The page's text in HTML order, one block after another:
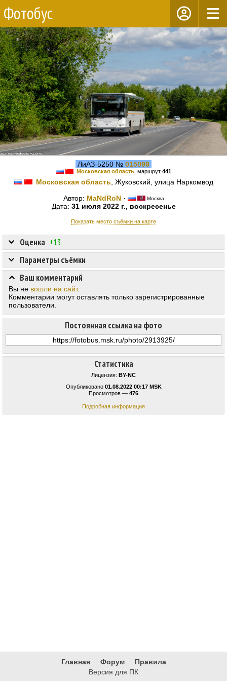
Фотобус
ЛиАЗ-5250 № 015099
Московская область , маршрут 441
Московская область , Жуковский, улица Наркомвод
Автор: MaNdRoN· Москва
Дата: 31 июля 2022 г., воскресенье
Показать место съёмки на карте
Статистика
Лицензия: BY-NC
Опубликовано 01.08.2022 00:17 MSK
Просмотров — 476
Подробная информация
Оценка +13
Постоянная ссылка на фото
Параметры съёмки
Ваш комментарий
Вы не вошли на сайт.
Комментарии могут оставлять только зарегистрированные
пользователи.
Главная Форум
Правила
Версия для ПК